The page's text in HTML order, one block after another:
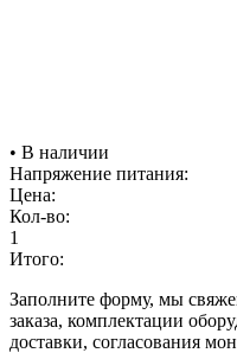
• В наличии
Напряжение питания:
Цена:
Кол-во:
1
Итого:
Заполните форму, мы
заказа, комплектации
доставки, согласования